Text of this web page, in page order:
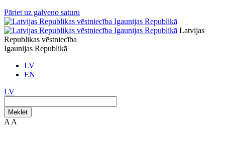
Pāriet uz galveno saturu
Latvijas
Republikas vēstniecība
Igaunijas Republikā
LV
EN
LV
Meklēt
A A